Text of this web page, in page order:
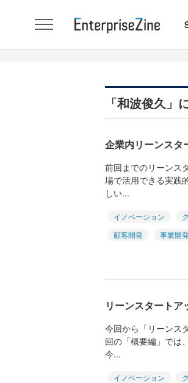
「和波俊久」
企業内リーンスタ
前回までのリーンス
場で活用できる実践
しい...
イノベーション
顧客開発
事業開発
リーンスタート
今回から「リーンス
回の「概要編」では
今...
イノベーション